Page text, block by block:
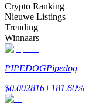
Informatie
Crypto Ranking
Nieuwe Listings
Trending
Winnaars
PIPEDOGPipedog
$0.002816+181.60%